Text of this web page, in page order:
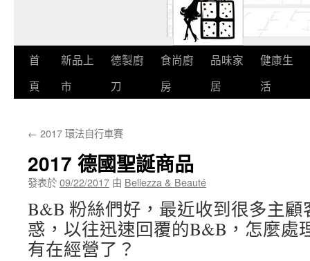
跳
容
首
頁
新品上
市
德製廚
刀
食尚廚
房
品味家
居
健康生
活
← 2017 環法自行車賽
2017 德國聖誕商品
發表於09/22/2017 由 Bellezza & Beauté
B&B 粉絲們好，最近收到很多主
惑，以往迅速回覆的B&B，怎麼處
有在經營了？